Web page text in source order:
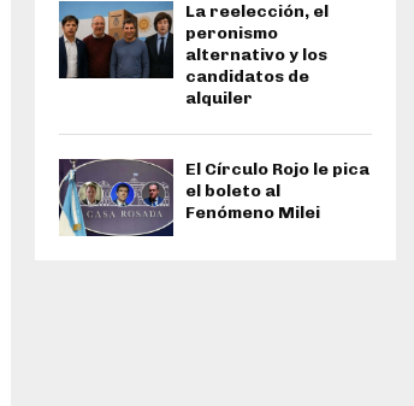
La reelección, el
peronismo
alternativo y los
candidatos de
alquiler
El Círculo Rojo le pica
el boleto al
Fenómeno Milei